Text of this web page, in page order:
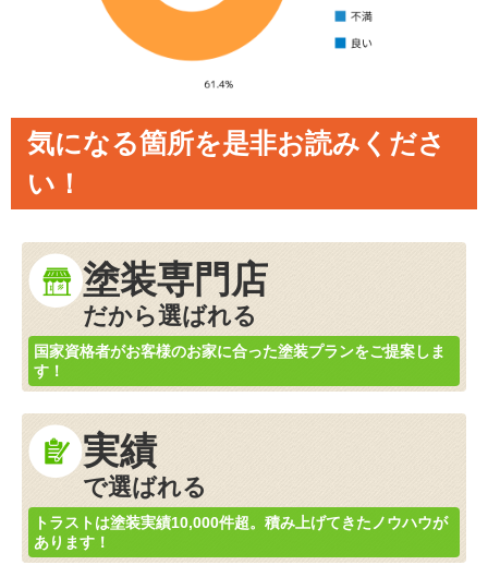
気になる箇所を是非お読みくださ
い！
塗装専門店
だから選ばれる
国家資格者がお客様のお家に合った塗装プランをご提案しま
す！
実績
で選ばれる
トラストは塗装実績10,000件超。積み上げてきたノウハウが
あります！